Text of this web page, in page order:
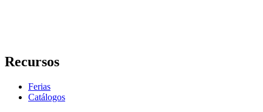
Recursos
Ferias
Catálogos